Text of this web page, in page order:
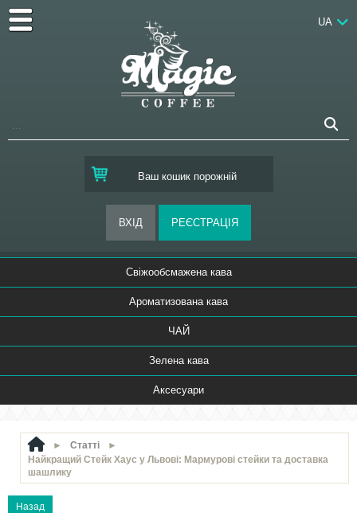
Ваш кошик порожній
UA
Свіжообсмажена кава
Ароматизована кава
ЧАЙ
Зелена кава
Аксесуари
► Статті
►
Найкращий Стейк Хаус у Львові: Мармурові стейки та доставка
шашлику